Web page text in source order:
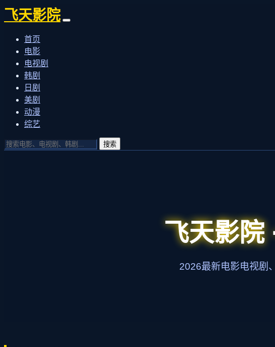
飞天影院
首页
电影
电视剧
韩剧
日剧
美剧
动漫
综艺
搜索
飞天影院
2026最新电影电视剧